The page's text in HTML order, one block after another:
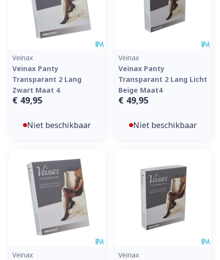
Veinax
Veinax Panty
Transparant 2 Lang
Zwart Maat 4
€ 49,95
Niet beschikbaar
Veinax
Veinax Panty
Transparant 2 Lang Licht
Beige Maat4
€ 49,95
Niet beschikbaar
Veinax
Veinax